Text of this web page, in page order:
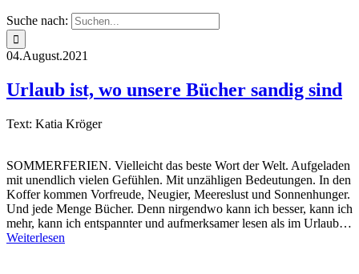
Suche nach:
04.August.2021
Urlaub ist, wo unsere Bücher sandig sind
Text: Katia Kröger
SOMMERFERIEN. Vielleicht das beste Wort der Welt. Aufgeladen
mit unendlich vielen Gefühlen. Mit unzähligen Bedeutungen. In den
Koffer kommen Vorfreude, Neugier, Meereslust und Sonnenhunger.
Und jede Menge Bücher. Denn nirgendwo kann ich besser, kann ich
mehr, kann ich entspannter und aufmerksamer lesen als im Urlaub…
Weiterlesen